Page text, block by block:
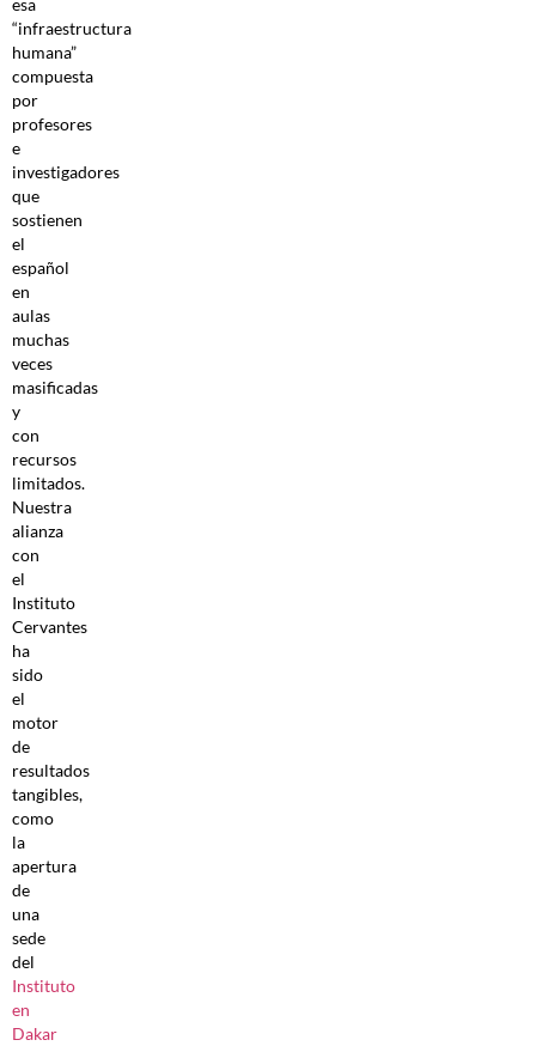
esa
“infraestructura
humana”
compuesta
por
profesores
e
investigadores
que
sostienen
el
español
en
aulas
muchas
veces
masificadas
y
con
recursos
limitados.
Nuestra
alianza
con
el
Instituto
Cervantes
ha
sido
el
motor
de
resultados
tangibles,
como
la
apertura
de
una
sede
del
Instituto
en
Dakar